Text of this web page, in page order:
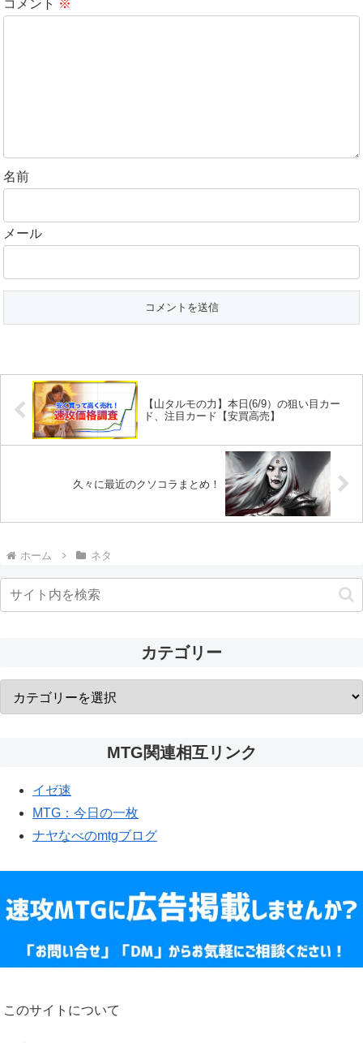
コメント ※
名前
メール
【山タルモの力】本日(6/9）の狙い目カー
ド、注目カード【安買高売】
久々に最近のクソコラまとめ！
ホーム ネタ
カテゴリー
MTG関連相互リンク
イゼ速
MTG：今日の一枚
ナヤなべのmtgブログ
このサイトについて